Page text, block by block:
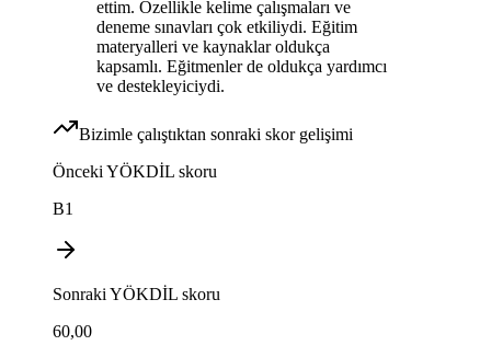
ettim. Özellikle kelime çalışmaları ve
deneme sınavları çok etkiliydi. Eğitim
materyalleri ve kaynaklar oldukça
kapsamlı. Eğitmenler de oldukça yardımcı
ve destekleyiciydi.
Bizimle çalıştıktan sonraki skor gelişimi
Önceki YÖKDİL skoru
B1
Sonraki YÖKDİL skoru
60,00